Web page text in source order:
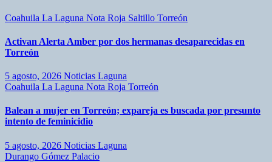
Coahuila La Laguna Nota Roja Saltillo Torreón
Activan Alerta Amber por dos hermanas desaparecidas en
Torreón
5 agosto, 2026 Noticias Laguna
Coahuila La Laguna Nota Roja Torreón
Balean a mujer en Torreón; expareja es buscada por presunto
intento de feminicidio
5 agosto, 2026 Noticias Laguna
Durango Gómez Palacio